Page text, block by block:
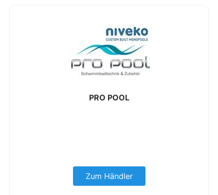
PRO POOL
Zum Händler